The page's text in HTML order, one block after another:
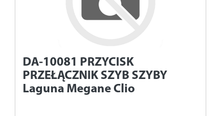
DA-10081 PRZYCISK
PRZEŁĄCZNIK SZYB SZYBY
Laguna Megane Clio